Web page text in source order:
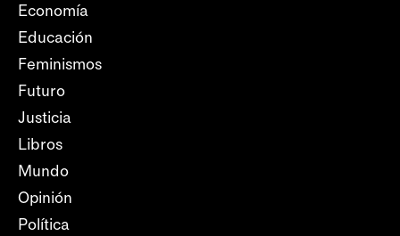
Economía
Educación
Feminismos
Futuro
Justicia
Libros
Mundo
Opinión
Política